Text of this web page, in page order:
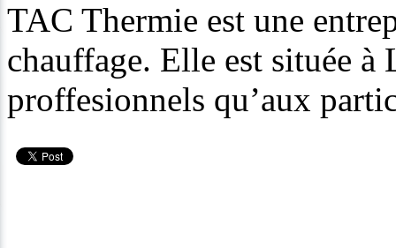
TAC Thermie est une
chauffage. Elle est située à
proffesionnels qu’aux